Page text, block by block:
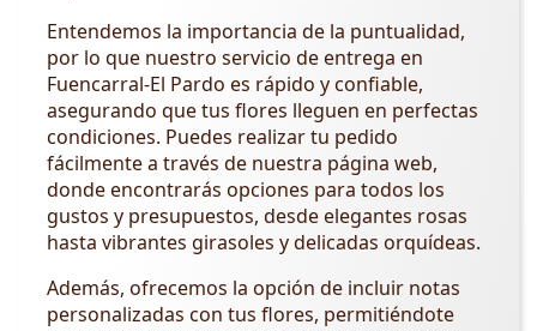
Entendemos la importancia de la puntualidad,
por lo que nuestro servicio de entrega en
Fuencarral-El Pardo es rápido y confiable,
asegurando que tus flores lleguen en perfectas
condiciones. Puedes realizar tu pedido
fácilmente a través de nuestra página web,
donde encontrarás opciones para todos los
gustos y presupuestos, desde elegantes rosas
hasta vibrantes girasoles y delicadas orquídeas.
Además, ofrecemos la opción de incluir notas
personalizadas con tus flores, permitiéndote